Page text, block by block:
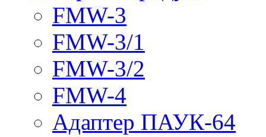
FMW-3
FMW-3/1
FMW-3/2
FMW-4
Адаптер ПАУК-64